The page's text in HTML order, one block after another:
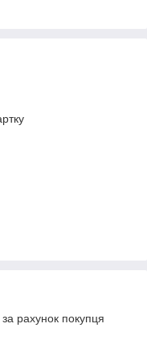
рахунок покупця